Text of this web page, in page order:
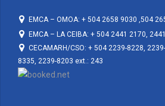
EMCA – OMOA: + 504 2658 9030 ,504
EMCA – LA CEIBA: + 504 2441 2170,
CECAMARH/CSO: + 504 2239-8228,
8335, 2239-8203 ext.: 243